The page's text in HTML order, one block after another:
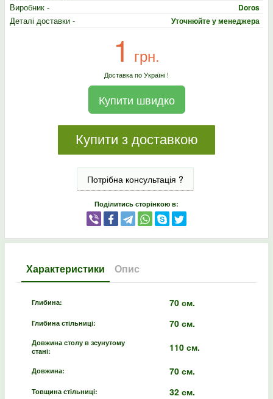
Виробник -
Doros
Деталі доставки - Уточнюйте у менеджера
1 грн.
Доставка по Україні !
Купити швидко
Купити з доставкою
Потрібна консультація ?
Поділитись сторінкою в:
Характеристики Опис
Глибина: 70 см.
Глибина стільниці: 70 см.
Довжина столу в зсунутому
стані:
110 см.
Довжина: 70 см.
Товщина стільниці: 32 см.